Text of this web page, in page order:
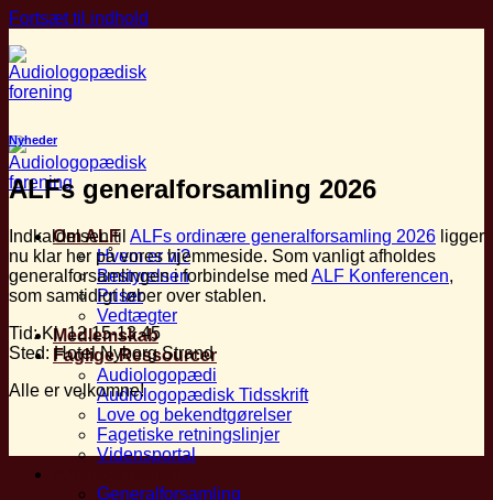
Fortsæt til indhold
Om ALF
Hvem er vi?
Bestyrelsen
Priser
Vedtægter
Medlemskab
Faglige Ressourcer
Audiologopædi
Audiologopædisk Tidsskrift
Love og bekendtgørelser
Fagetiske retningslinjer
Vidensportal
Generalforsamling
Nyheder
ALFs generalforsamling 2026
Indkaldelsen til ALFs ordinære generalforsamling 2026 ligger
nu klar her på vores hjemmeside. Som vanligt afholdes
generalforsamlingen i forbindelse med ALF Konferencen,
som samtidigt løber over stablen.
Tid: Kl. 12.15-13.45
Sted: Hotel Nyborg Strand
Alle er velkomne!